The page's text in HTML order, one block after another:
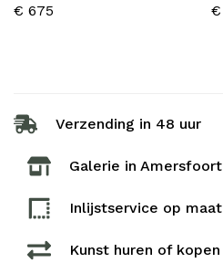
€ 675 €
Verzending in 48 uur
Galerie in Amersfoort
Inlijstservice op maat​
Kunst huren of kopen